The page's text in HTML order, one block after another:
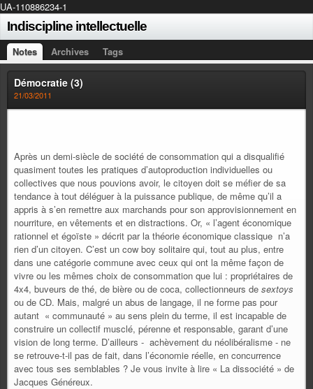
UA-110886234-1
Indiscipline intellectuelle
Notes Archives Tags
Démocratie (3)
21/03/2011
Après un demi-siècle de société de consommation qui a disqualifié
quasiment toutes les pratiques d’autoproduction individuelles ou
collectives que nous pouvions avoir, le citoyen doit se méfier de sa
tendance à tout déléguer à la puissance publique, de même qu’il a
appris à s’en remettre aux marchands pour son approvisionnement en
nourriture, en vêtements et en distractions. Or, « l’agent économique
rationnel et égoïste » décrit par la théorie économique classique n’a
rien d’un citoyen. C’est un cow boy solitaire qui, tout au plus, entre
dans une catégorie commune avec ceux qui ont la même façon de
vivre ou les mêmes choix de consommation que lui : propriétaires de
4x4, buveurs de thé, de bière ou de coca, collectionneurs de sextoys
ou de CD. Mais, malgré un abus de langage, il ne forme pas pour
autant « communauté » au sens plein du terme, il est incapable de
construire un collectif musclé, pérenne et responsable, garant d’une
vision de long terme. D’ailleurs - achèvement du néolibéralisme - ne
se retrouve-t-il pas de fait, dans l’économie réelle, en concurrence
avec tous ses semblables ? Je vous invite à lire « La dissociété » de
Jacques Généreux.